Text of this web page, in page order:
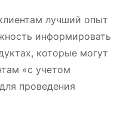
лучший опыт
информировать
которые могут
«с учетом
проведения